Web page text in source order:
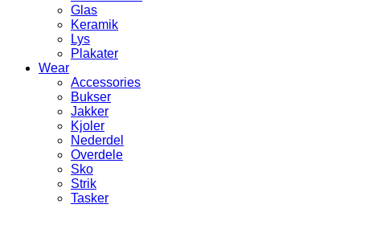
Glas
Keramik
Lys
Plakater
Wear
Accessories
Bukser
Jakker
Kjoler
Nederdel
Overdele
Sko
Strik
Tasker